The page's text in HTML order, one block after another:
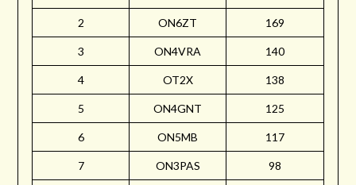
2 ON6ZT 169
3 ON4VRA 140
4 OT2X 138
5 ON4GNT 125
6 ON5MB 117
7 ON3PAS 98